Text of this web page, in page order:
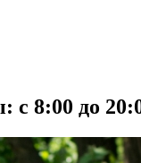
с 8:00 до